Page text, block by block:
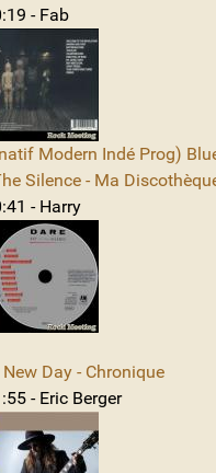
- Fab
Modern Indé Prog)
Silence - Ma
- Harry
New Day - Chronique
- Eric Berger